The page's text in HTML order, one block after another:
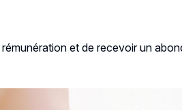
et de recevoir un